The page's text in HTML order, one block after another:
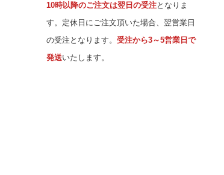
10時以降のご注文は翌日の受注となりま
す。定休日にご注文頂いた場合、翌営業日
の受注となります。受注から3～5営業日で
発送いたします。